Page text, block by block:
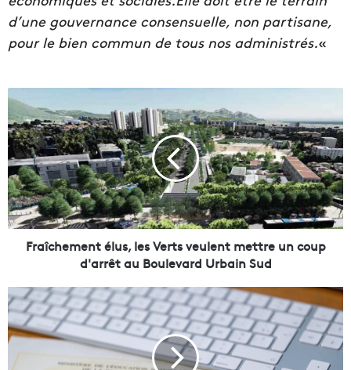
d’une gouvernance consensuelle, non partisane,
pour le bien commun de tous nos administrés.«
F
r
a
î
c
h
e
m
e
l
u
s
,
Fraîchement élus, les Verts veulent mettre un coup
d'arrêt au Boulevard Urbain Sud
4
0
0
e
u